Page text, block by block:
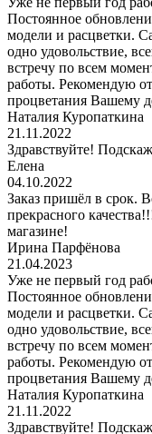
Постоянное
модели и расцветки.
одно удовольствие,
встречу по всем
работы. Рекомендую
процветания Вашему
Наталия Куропаткина
21.11.2022
Здравствуйте!
Елена
04.10.2022
Заказ пришёл в срок.
прекрасного
магазине!
Ирина Парфёнова
21.04.2023
Уже не первый год
Постоянное
модели и расцветки.
одно удовольствие,
встречу по всем
работы. Рекомендую
процветания Вашему
Наталия Куропаткина
21.11.2022
Здравствуйте!